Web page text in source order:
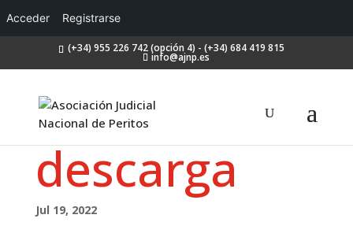
Acceder Registrarse
(+34) 955 226 742 (opción 4) - (+34) 684 419 815
info@ajnp.es
descarga
Jul 19, 2022